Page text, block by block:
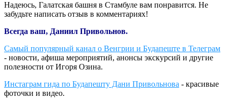
Надеюсь, Галатская башня в Стамбуле вам понравится. Не
забудьте написать отзыв в комментариях!
Всегда ваш, Даниил Привольнов.
Самый популярный канал о Венгрии и Будапеште в Телеграм
- новости, афиша мероприятий, анонсы экскурсий и другие
полезности от Игоря Озина.
Инстаграм гида по Будапешту Дани Привольнова - красивые
фоточки и видео.